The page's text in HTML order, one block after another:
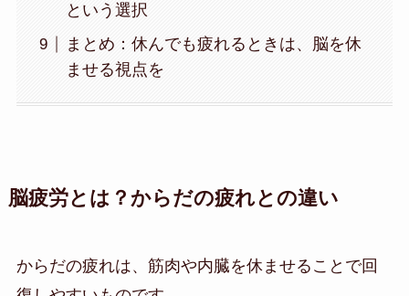
という選択
まとめ：休んでも疲れるときは、脳を休
ませる視点を
脳疲労とは？からだの疲れとの違い
からだの疲れは、筋肉や内臓を休ませることで回